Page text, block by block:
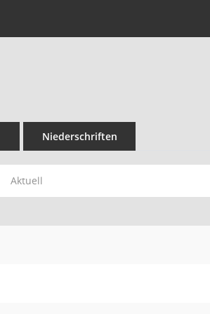
Niederschriften
Aktuell